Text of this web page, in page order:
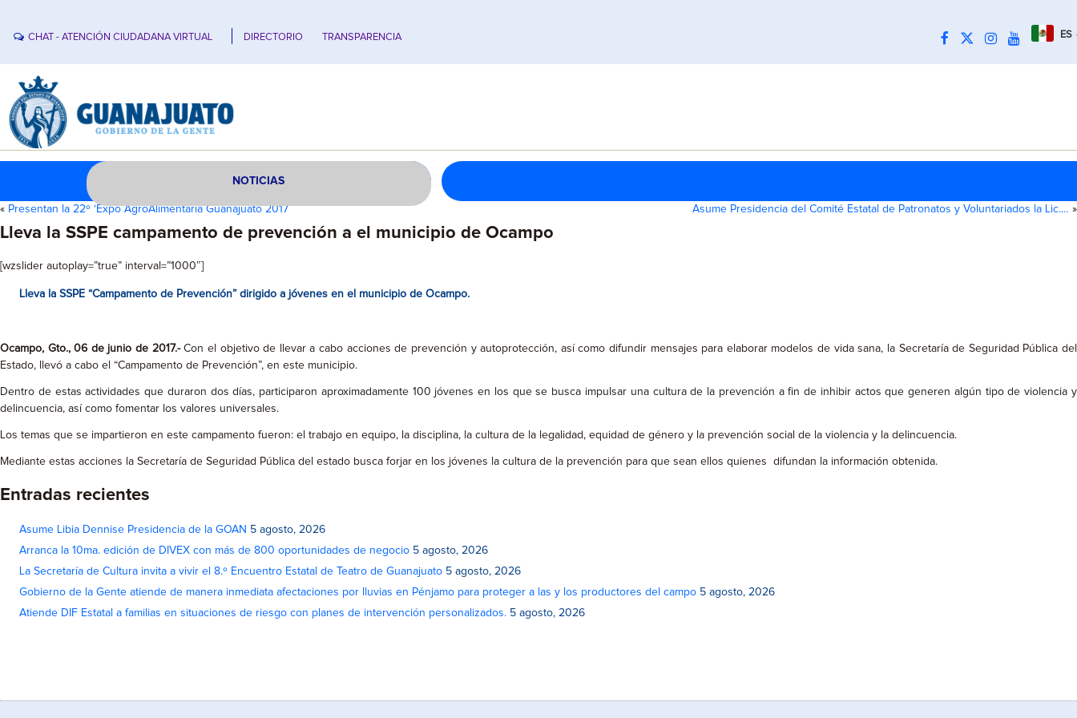
CHAT - ATENCIÓN CIUDADANA VIRTUAL DIRECTORIO TRANSPARENCIA ES
NOTICIAS
« Presentan la 22º ‘Expo AgroAlimentaria Guanajuato 2017 Asume Presidencia del Comité Estatal de Patronatos y Voluntariados la Lic.… »
Lleva la SSPE campamento de prevención a el municipio de Ocampo
[wzslider autoplay=”true” interval=”1000″]
Lleva la SSPE “Campamento de Prevención” dirigido a jóvenes en el municipio de Ocampo.
Ocampo, Gto., 06 de junio de 2017.-Con el objetivo de llevar a cabo acciones de prevención y autoprotección, así como difundir mensajes para elaborar modelos de vida sana, la Secretaría de Seguridad Pública del
Estado, llevó a cabo el “Campamento de Prevención”, en este municipio.
Dentro de estas actividades que duraron dos días, participaron aproximadamente 100 jóvenes en los que se busca impulsar una cultura de la prevención a fin de inhibir actos que generen algún tipo de violencia y
delincuencia, así como fomentar los valores universales.
Los temas que se impartieron en este campamento fueron: el trabajo en equipo, la disciplina, la cultura de la legalidad, equidad de género y la prevención social de la violencia y la delincuencia.
Mediante estas acciones la Secretaría de Seguridad Pública del estado busca forjar en los jóvenes la cultura de la prevención para que sean ellos quienes difundan la información obtenida.
Entradas recientes
Asume Libia Dennise Presidencia de la GOAN 5 agosto, 2026
Arranca la 10ma. edición de DIVEX con más de 800 oportunidades de negocio 5 agosto, 2026
La Secretaría de Cultura invita a vivir el 8.º Encuentro Estatal de Teatro de Guanajuato 5 agosto, 2026
Gobierno de la Gente atiende de manera inmediata afectaciones por lluvias en Pénjamo para proteger a las y los productores del campo 5 agosto, 2026
Atiende DIF Estatal a familias en situaciones de riesgo con planes de intervención personalizados. 5 agosto, 2026